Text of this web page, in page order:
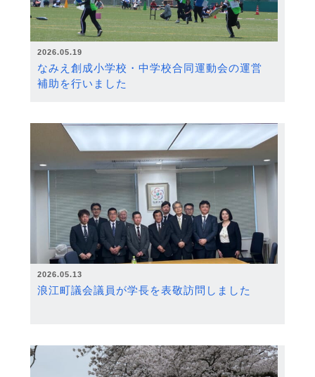
2026.05.19
なみえ創成小学校・中学校合同運動会の運営
補助を行いました
2026.05.13
浪江町議会議員が学長を表敬訪問しました